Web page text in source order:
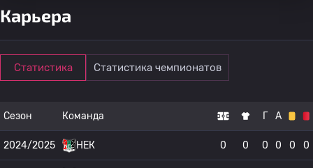
Карьера
Статистика Статистика чемпионатов
Сезон Команда Г А
2024/2025 НЕК 0 0 0 0 0 0